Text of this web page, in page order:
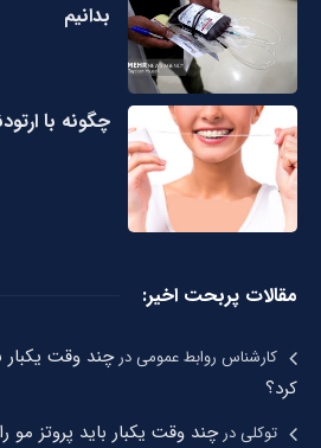
بدانیم
چگونه با
مقالات پربحت اخیر:
کارشناس روابط عمومیدرچند وقت یکبار
کرد؟
توکلیدرچند وقت یکبار باید پروتز مو